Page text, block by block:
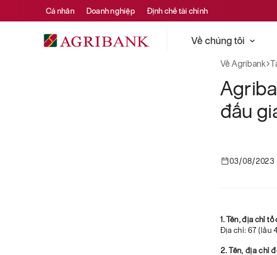
Cá nhân Doanh nghiệp Định chế tài chính
Về chúng tôi
Về Agribank
đấu
03/08/2023
1. Tên, địa chỉ
Địa chỉ: 67 (lầu
2. Tên, địa chỉ